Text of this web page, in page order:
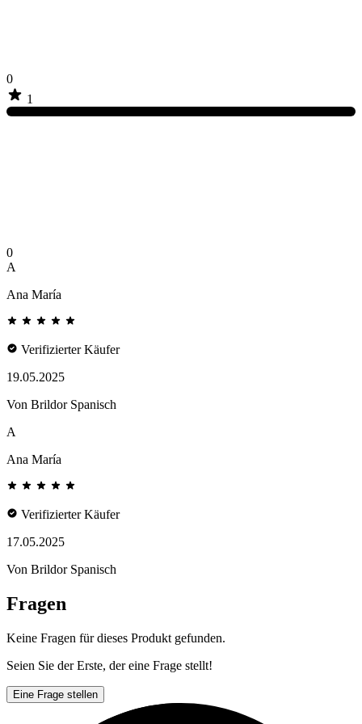
0
1
0
A
Ana María
Verifizierter Käufer
19.05.2025
Von Brildor Spanisch
A
Ana María
Verifizierter Käufer
17.05.2025
Von Brildor Spanisch
Fragen
Keine Fragen für dieses Produkt gefunden.
Seien Sie der Erste, der eine Frage stellt!
Eine Frage stellen